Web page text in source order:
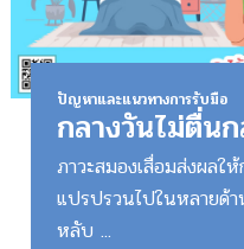
ปัญหาและแนวทางการรับมือ
กลางวันไม่ตื่น
ภาวะสมองเสื่อมส่งผลใ
แปรปรวนไปในหลายด้
หลับ ...